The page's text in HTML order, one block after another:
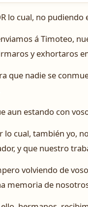
lo cual, no
á Timoteo,
y exhortaros
que nadie se
aun estando con
lo cual, también yo,
y que nuestro
volviendo de
memoria de